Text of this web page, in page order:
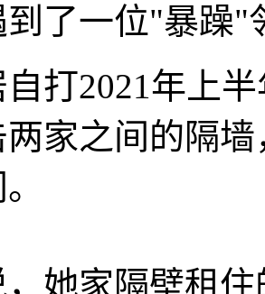
到了一位"暴躁"
打2021年上
家之间的隔
，她家隔壁租